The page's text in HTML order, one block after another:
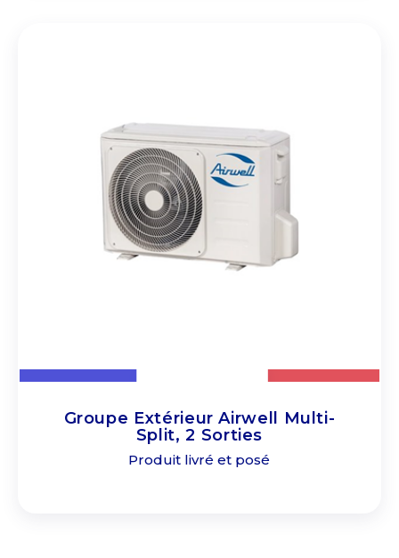
Groupe Extérieur Airwell Multi-
Split, 2 Sorties
Produit livré et posé